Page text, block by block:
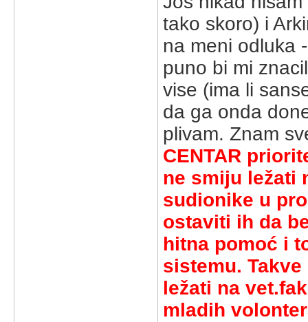
tako skoro) i
na meni odluka
puno bi mi
vise (ima li
da ga onda
plivam. Znam
CENTAR
ne smiju ležati
sudionike u
ostaviti ih da
hitna pomoć i
sistemu.
ležati na
mladih